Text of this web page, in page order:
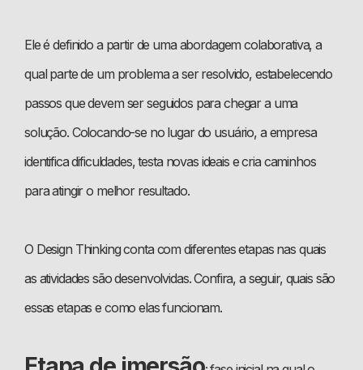
Ele é definido a partir de uma abordagem colaborativa, a
qual parte de um problema a ser resolvido, estabelecendo
passos que devem ser seguidos para chegar a uma
solução. Colocando-se no lugar do usuário, a empresa
identifica dificuldades, testa novas ideais e cria caminhos
para atingir o melhor resultado.
O Design Thinking conta com diferentes etapas nas quais
as atividades são desenvolvidas. Confira, a seguir, quais são
essas etapas e como elas funcionam.